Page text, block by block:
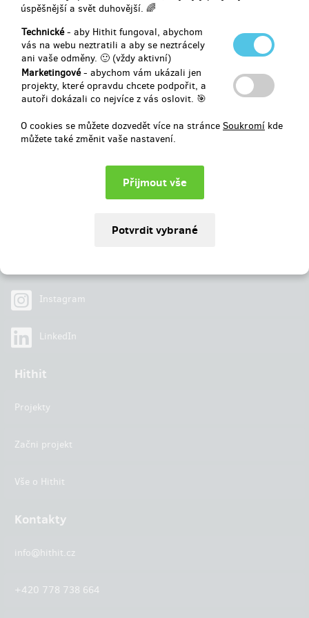
úspěšnější a svět duhovější. 🌈
Technické- aby Hithit fungoval, abychom
vás na webu neztratili a aby se neztrácely
ani vaše odměny. 🙂 (vždy aktivní)
Marketingové- abychom vám ukázali jen
projekty, které opravdu chcete podpořit, a
autoři dokázali co nejvíce z vás oslovit. 🎯
O cookies se můžete dozvedět více na stránce Soukromí kde
můžete také změnit vaše nastavení.
Vybráno
310 296 Kčz250 000 Kč
124% Úspěšně dokončený
Instagram
LinkedIn
Hithit
Projekty
Začni projekt
Vše o Hithit
Kontakty
info@hithit.cz
+420 778 738 664